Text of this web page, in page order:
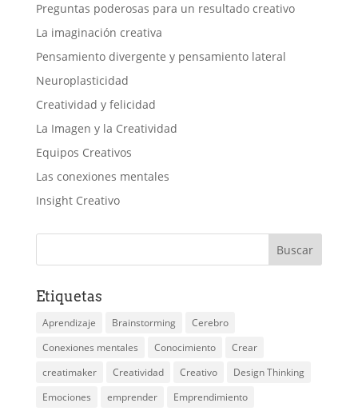
Preguntas poderosas para un resultado creativo
La imaginación creativa
Pensamiento divergente y pensamiento lateral
Neuroplasticidad
Creatividad y felicidad
La Imagen y la Creatividad
Equipos Creativos
Las conexiones mentales
Insight Creativo
Etiquetas
Aprendizaje Brainstorming
Cerebro
Conexiones mentales
Conocimiento
Crear
creatimaker
Creatividad Creativo
Design Thinking
Emociones
emprender
Emprendimiento